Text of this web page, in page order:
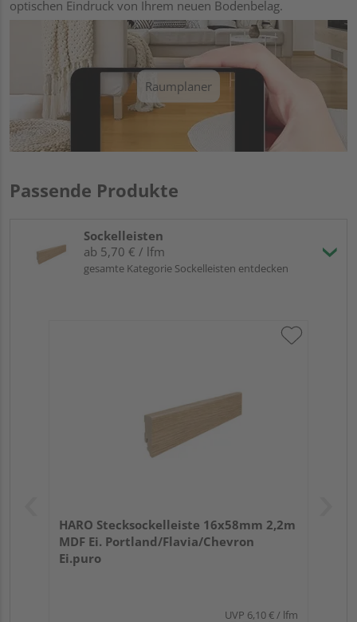
optischen Eindruck von Ihrem neuen Bodenbelag.
Raumplaner
Passende Produkte
Sockelleisten
ab 5,70 € / lfm
gesamte Kategorie Sockelleisten entdecken
HARO Stecksockelleiste 16x58mm 2,2m
MDF Ei. Portland/Flavia/Chevron
Ei.puro
UVP 6,10 €/ lfm